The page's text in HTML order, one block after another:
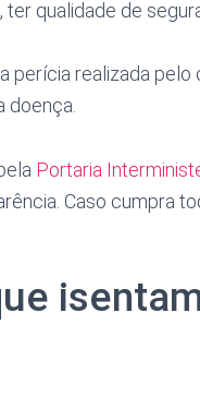
ter qualidade de
perícia realizada pelo
doença.
Portaria
Caso cumpra